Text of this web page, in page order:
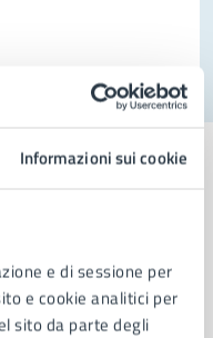
Informazioni sui cookie
e di sessione per
e cookie analitici per
sito da parte degli